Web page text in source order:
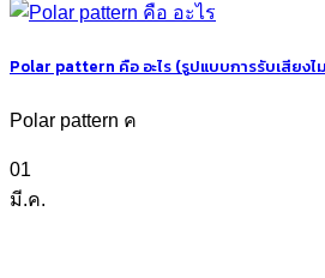
Polar pattern คือ อะไร (รูปแบบการรับเสียงไ
Polar pattern ค
01
มี.ค.